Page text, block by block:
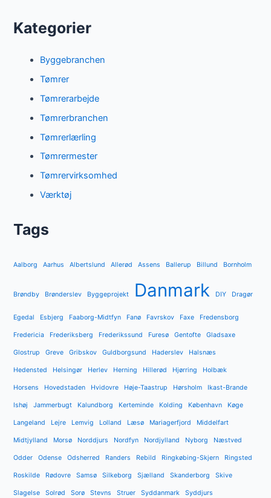
Kategorier
Byggebranchen
Tømrer
Tømrerarbejde
Tømrerbranchen
Tømrerlærling
Tømrermester
Tømrervirksomhed
Værktøj
Tags
Aalborg Aarhus Albertslund Allerød Assens Ballerup Billund Bornholm
Brøndby Brønderslev Byggeprojekt Danmark DIY Dragør
Egedal Esbjerg Faaborg-Midtfyn Fanø Favrskov Faxe Fredensborg
Fredericia Frederiksberg Frederikssund Furesø Gentofte Gladsaxe
Glostrup Greve Gribskov Guldborgsund Haderslev Halsnæs
Hedensted Helsingør Herlev Herning Hillerød Hjørring Holbæk
Horsens Hovedstaden Hvidovre Høje-Taastrup Hørsholm Ikast-Brande
Ishøj Jammerbugt Kalundborg Kerteminde Kolding København Køge
Langeland Lejre Lemvig Lolland Læsø Mariagerfjord Middelfart
Midtjylland Morsø Norddjurs Nordfyn Nordjylland Nyborg Næstved
Odder Odense Odsherred Randers Rebild Ringkøbing-Skjern Ringsted
Roskilde Rødovre Samsø Silkeborg Sjælland Skanderborg Skive
Slagelse Solrød Sorø Stevns Struer Syddanmark Syddjurs